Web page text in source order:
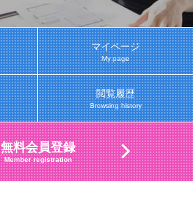
マイページ
My page
閲覧履歴
Browsing history
無料会員登録
Member registration